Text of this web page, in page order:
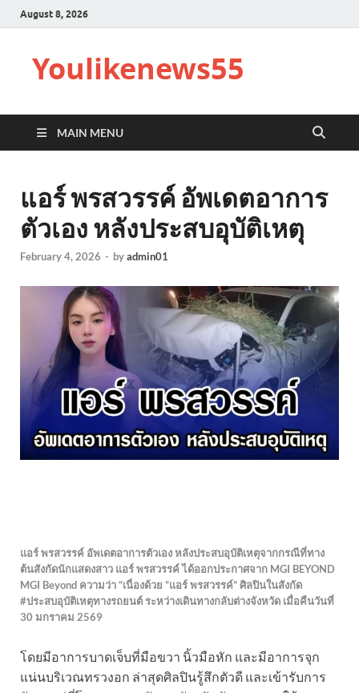
August 8, 2026
Youlikenews55
MAIN MENU
แอร์ พรสวรรค์ อัพเดตอาการ
ตัวเอง หลังประสบอุบัติเหตุ
February 4, 2026 - byadmin01
แอร์ พรสวรรค์ อัพเดตอาการตัวเอง หลังประสบอุบัติเหตุจากกรณีที่ทาง
ต้นสังกัดนักแสดงสาว แอร์ พรสวรรค์ ได้ออกประกาศจาก MGI BEYOND
MGI Beyond ความว่า “เนื่องด้วย “แอร์ พรสวรรค์” ศิลปินในสังกัด
#ประสบอุบัติเหตุทางรถยนต์ ระหว่างเดินทางกลับต่างจังหวัด เมื่อคืนวันที่
30 มกราคม 2569
โดยมีอาการบาดเจ็บที่มือขวา นิ้วมือหัก และมีอาการจุก
แน่นบริเวณทรวงอก ล่าสุดศิลปินรู้สึกตัวดี และเข้ารับการ